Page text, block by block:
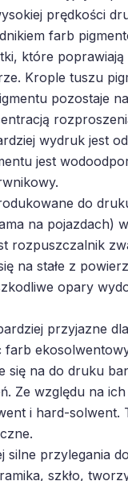
prędkości
farb
które poprawiają
Krople tuszu
pozostaje
wydruk jest
jest
do
na pojazdach)
rozpuszczalnik
na stałe z
opary
przyjazne
się na do druku
Ze względu na ich
i hard-solwent.
przylegania
szkło,